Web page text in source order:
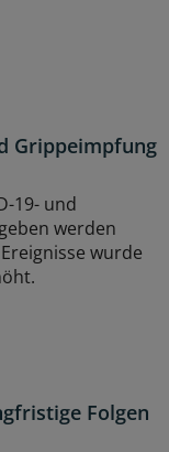
Grippeimpfung
19- und
werden
wurde
Folgen